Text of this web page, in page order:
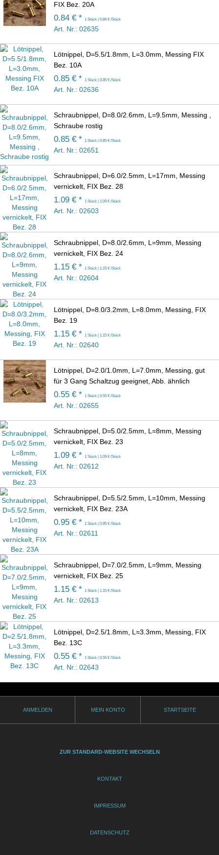
FIX Bez. 20A
0.84 € * 1 Stück | 0.84 € /Stück
Art. Nr.: 02635
Lötnippel, D=5.5/1.8mm, L=3.0mm, Messing FIX
Bez. 10A
0.85 € * 1 Stück | 0.85 € /Stück
Art. Nr.: 02636
Schraubnippel, D=8.0/2.6mm, L=9.5mm, Messing ,
Schraube rostig
0.85 € * 1 Stück | 0.85 € /Stück
Art. Nr.: 02651
Schraubnippel, D=6.0/2.5mm, L=17mm, Messing
vernickelt, FIX Bez. 28
1.09 € * 1 Stück | 1.09 € /Stück
Art. Nr.: 02603
Schraubnippel, D=8.0/2.6mm, L=9mm, Messing
vernickelt, FIX Bez. 24
1.15 € * 1 Stück | 1.15 € /Stück
Art. Nr.: 02604
Lötnippel, D=8.0/3.2mm, L=8.0mm, Messing, FIX
Bez. 19
1.15 € * 1 Stück | 1.15 € /Stück
Art. Nr.: 02640
Lötnippel, D=2.0/1.0mm, L=7.0mm, Messing, gut
für 3 Gang Schaltzug geeignet, Abb. ähnlich
0.55 € * 1 Stück | 0.55 € /Stück
Art. Nr.: 02655
Schraubnippel, D=5.0/2.5mm, L=8mm, Messing
vernickelt, FIX Bez. 23
1.09 € * 1 Stück | 1.09 € /Stück
Art. Nr.: 02612
Schraubnippel, D=5.5/2.5mm, L=10mm, Messing
vernickelt, FIX Bez. 23A
0.95 € * 1 Stück | 0.95 € /Stück
Art. Nr.: 02611
Schraubnippel, D=7.0/2.5mm, L=9mm, Messing
vernickelt, FIX Bez. 25
1.15 € * 1 Stück | 1.15 € /Stück
Art. Nr.: 02613
Lötnippel, D=2.5/1.8mm, L=3.3mm, Messing, FIX
Bez. 13C
0.55 € * 1 Stück | 0.55 € /Stück
Art. Nr.: 02643
ANMELDEN MEIN KONTO STARTSEITE
ZUR STANDARD-WEBSITE WECHSELN
KONTAKT
IMPRESSUM
DATENSCHUTZ